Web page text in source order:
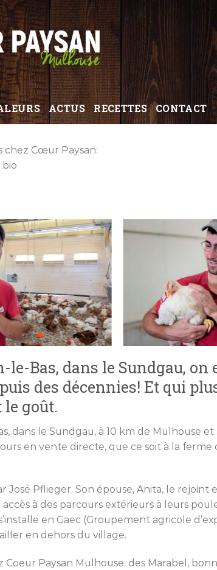
ACTUS RECETTES CONTACT
chez Cœur Paysan:
Bas, dans le Sundgau, on
des décennies! Et qui
goût.
dans le Sundgau, à 10 km de Mulhouse et
en vente directe, que ce soit à la ferme
Pflieger. Son épouse, Anita, le rejoint
à des parcours extérieurs à leurs
en Gaec (Groupement agricole
en dehors du village.
Paysan Mulhouse: des Marabel,